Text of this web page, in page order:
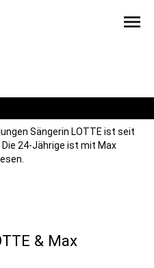
menu
Sängerin LOTTE ist seit
24-Jährige ist mit Max
& Max